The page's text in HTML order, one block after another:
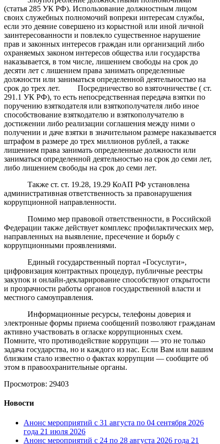
(статья 285 УК РФ). Использование должностным лицом
своих служебных полномочий вопреки интересам службы,
если это деяние совершено из корыстной или иной личной
заинтересованности и повлекло существенное нарушение
прав и законных интересов граждан или организаций либо
охраняемых законом интересов общества или государства
наказывается, в том числе, лишением свободы на срок до
десяти лет с лишением права занимать определенные
должности или заниматься определенной деятельностью на
срок до трех лет. Посредничество во взяточничестве ( ст.
291.1 УК РФ), то есть непосредственная передача взятки по
поручению взяткодателя или взяткополучателя либо иное
способствование взяткодателю и взяткополучателю в
достижении либо реализации соглашения между ними о
получении и даче взятки в значительном размере наказывается
штрафом в размере до трех миллионов рублей, а также
лишением права занимать определенные должности или
заниматься определенной деятельностью на срок до семи лет,
либо лишением свободы на срок до семи лет.
Также ст. ст. 19.28, 19.29 КоАП РФ установлена
административная ответственность за правонарушения
коррупционной направленности.
Помимо мер правовой ответственности, в Российской
Федерации также действует комплекс профилактических мер,
направленных на выявление, пресечение и борьбу с
коррупционными проявлениями.
Единый государственный портал «Госуслуги»,
цифровизация контрактных процедур, публичные реестры
закупок и онлайн-декларирование способствуют открытости
и прозрачности работы органов государственной власти и
местного самоуправления.
Информационные ресурсы, телефоны доверия и
электронные формы приема сообщений позволяют гражданам
активно участвовать в огласке коррупционных схем.
Помните, что противодействие коррупции — это не только
задача государства, но и каждого из нас. Если Вам или вашим
близким стало известно о фактах коррупции — сообщите об
этом в правоохранительные органы.
Просмотров: 29403
Новости
Анонс мероприятий с 31 августа по 04 сентября 2026
года 21 июля 2026
Анонс мероприятий с 24 по 28 августа 2026 года 21